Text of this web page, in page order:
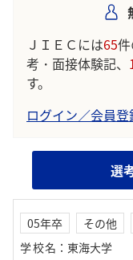
ＪＩＥＣには65
考・面接体験記、
す。
ログイン／会員登
選
05年卒 その他
学校名 ： 東海大学